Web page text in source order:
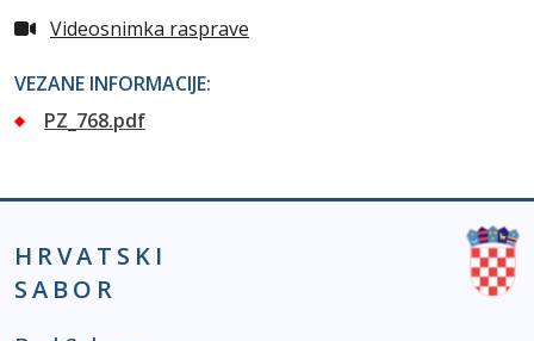
Videosnimka rasprave
VEZANE INFORMACIJE:
PZ_768.pdf
HRVATSKI
SABOR